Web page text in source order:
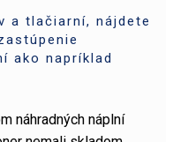
a tlačiarní, nájdete
ako napríklad
náhradných náplní